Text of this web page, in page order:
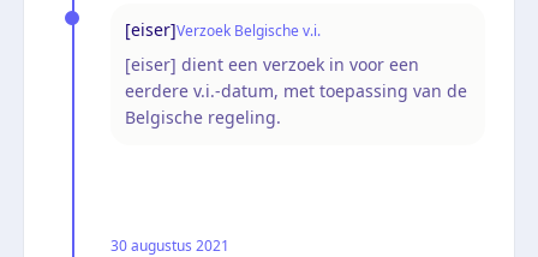
[eiser]Verzoek Belgische v.i.
[eiser] dient een verzoek in voor een
eerdere v.i.-datum, met toepassing van de
Belgische regeling.
30 augustus 2021